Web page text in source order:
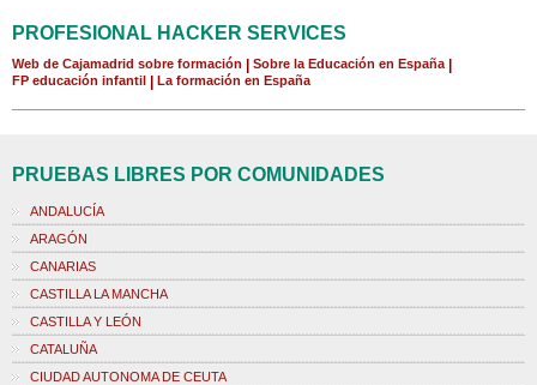
PROFESIONAL HACKER SERVICES
Web de Cajamadrid sobre formación Sobre la Educación en España
FP educación infantil La formación en España
PRUEBAS LIBRES POR COMUNIDADES
ANDALUCÍA
ARAGÓN
CANARIAS
CASTILLA LA MANCHA
CASTILLA Y LEÓN
CATALUÑA
CIUDAD AUTONOMA DE CEUTA